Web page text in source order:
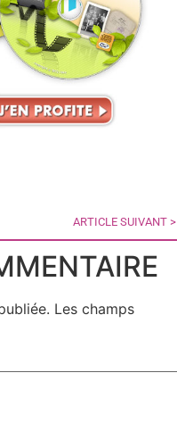
ARTICLE SUIVANT >
Les champs